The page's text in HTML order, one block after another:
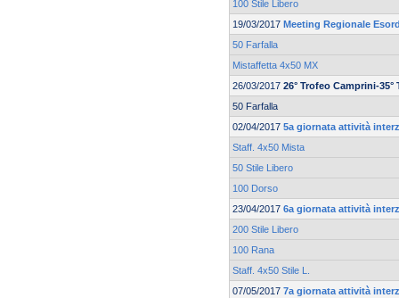
100 Stile Libero
19/03/2017 Meeting Regionale
50 Farfalla
Mistaffetta 4x50 MX
26/03/2017 26° Trofeo Camprini-35°
50 Farfalla
02/04/2017 5a giornata attività
Staff. 4x50 Mista
50 Stile Libero
100 Dorso
23/04/2017 6a giornata attività
200 Stile Libero
100 Rana
Staff. 4x50 Stile L.
07/05/2017 7a giornata attività